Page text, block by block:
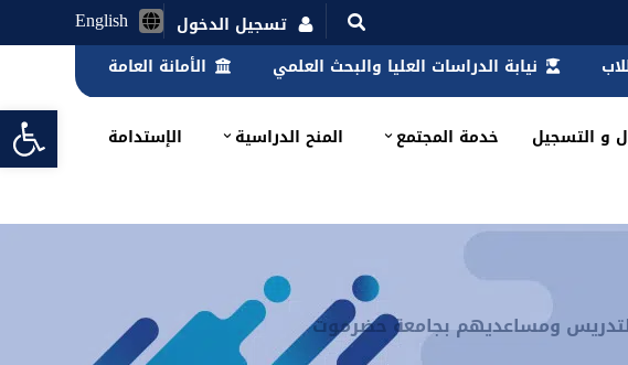
English
تسجيل الدخول
نيابة الدراسات العليا والبحث العلمي الأمانة العامة
و التسجيل خدمة المجتمع المنح الدراسية الإستدامة
التدريس ومساعديهم بجامعة حضرموت